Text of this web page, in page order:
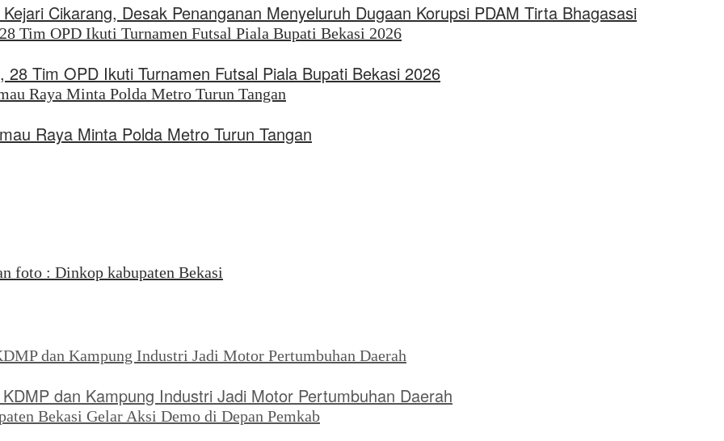
Cikarang, Desak Penanganan Menyeluruh Dugaan Korupsi PDAM Tirta Bhagasasi
Tim OPD Ikuti Turnamen Futsal Piala Bupati Bekasi 2026
Raya Minta Polda Metro Turun Tangan
dan Kampung Industri Jadi Motor Pertumbuhan Daerah